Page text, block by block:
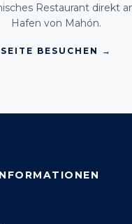
Restaurant direkt
Hafen von Mahón.
SEITE BESUCHEN →